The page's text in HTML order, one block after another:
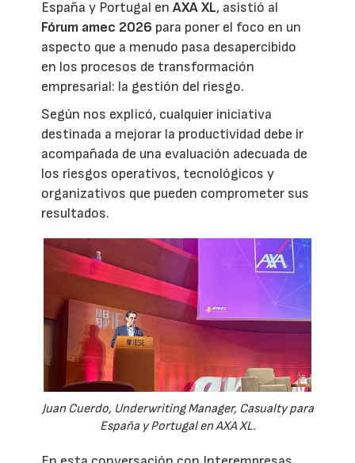
España y Portugal enAXA XL, asistió al
Fórum amec 2026 para poner el foco en un
aspecto que a menudo pasa desapercibido
en los procesos de transformación
empresarial: la gestión del riesgo.
Según nos explicó, cualquier iniciativa
destinada a mejorar la productividad debe ir
acompañada de una evaluación adecuada de
los riesgos operativos, tecnológicos y
organizativos que pueden comprometer sus
resultados.
Juan Cuerdo, Underwriting Manager, Casualty para
España y Portugal en AXA XL.